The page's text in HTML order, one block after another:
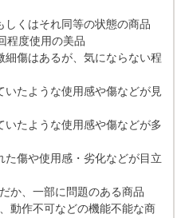
しくはそれ同等の状態の商品
度使用の美品
細傷はあるが、気にならない程
いたような使用感や傷などが見
いたような使用感や傷などが多
た傷や使用感・劣化などが目立
か、一部に問題のある商品
動作不可などの機能不能な商